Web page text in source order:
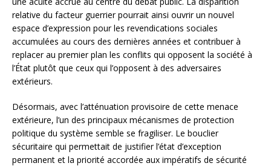
relative du facteur guerrier pourrait ainsi ouvrir un nouvel
espace d’expression pour les revendications sociales
accumulées au cours des dernières années et contribuer à
replacer au premier plan les conflits qui opposent la société à
l’État plutôt que ceux qui l’opposent à des adversaires
extérieurs.
Désormais, avec l’atténuation provisoire de cette menace
extérieure, l’un des principaux mécanismes de protection
politique du système semble se fragiliser. Le bouclier
sécuritaire qui permettait de justifier l’état d’exception
permanent et la priorité accordée aux impératifs de sécurité